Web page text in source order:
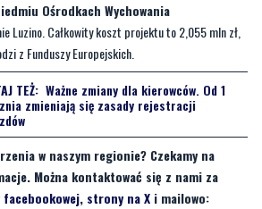
Ośrodkach Wychowania
Luzino. Całkowity koszt projektu to 2,055 mln zł,
z Funduszy Europejskich.
TEŻ: Ważne zmiany dla kierowców. Od 1
zmieniają się zasady rejestracji
w naszym regionie? Czekamy na
Można kontaktować się z nami za
, strony na X i mailowo: